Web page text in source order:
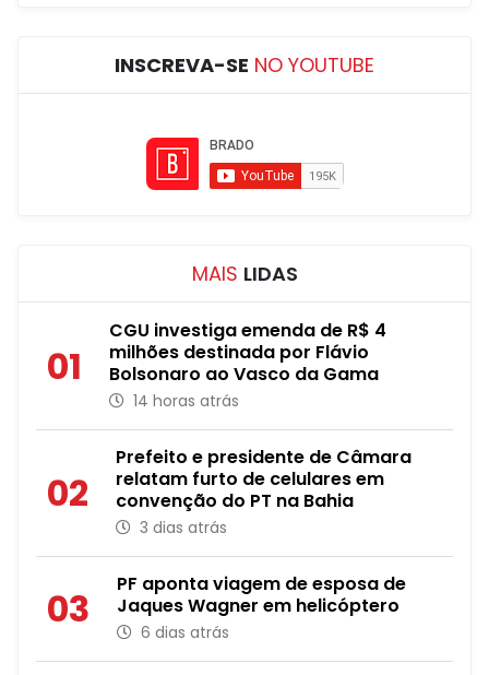
INSCREVA-SE NO YOUTUBE
MAIS LIDAS
01
CGU investiga emenda de R$ 4
milhões destinada por Flávio
Bolsonaro ao Vasco da Gama
14 horas atrás
02
Prefeito e presidente de Câmara
relatam furto de celulares em
convenção do PT na Bahia
3 dias atrás
03
PF aponta viagem de esposa de
Jaques Wagner em helicóptero
6 dias atrás